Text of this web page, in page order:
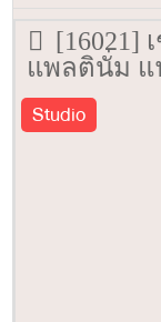
[16021]
แพลตินั่ม แ
Fashion
Studio